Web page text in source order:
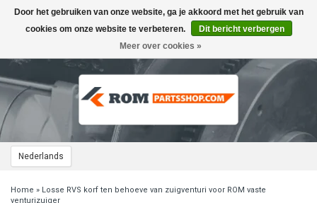
Nederlands
Toggle
navigation
Home » Losse RVS korf ten behoeve van zuigventuri voor ROM vaste
venturizuiger
Door het gebruiken van onze website, ga je akkoord met het gebruik van
cookies om onze website te verbeteren.
Dit bericht verbergen
Meer over cookies »